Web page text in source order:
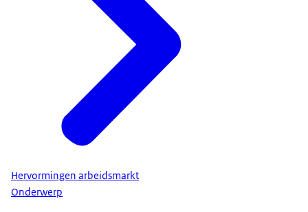
Hervormingen arbeidsmarkt
Onderwerp